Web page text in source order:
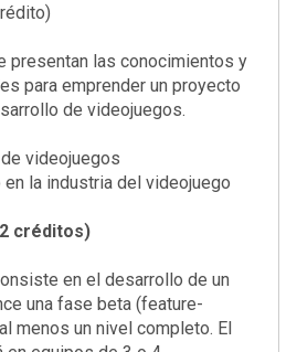
presentan las conocimientos y
para emprender un proyecto
de videojuegos.
videojuegos
la industria del videojuego
créditos)
en el desarrollo de un
una fase beta (feature-
menos un nivel completo. El